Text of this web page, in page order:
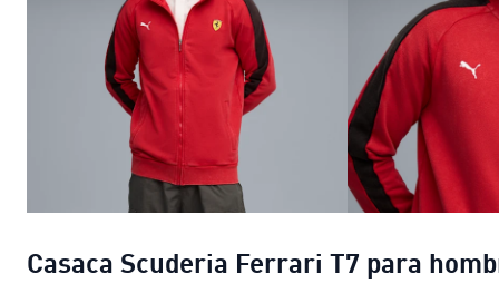
Casaca Scuderia Ferrari T7 para